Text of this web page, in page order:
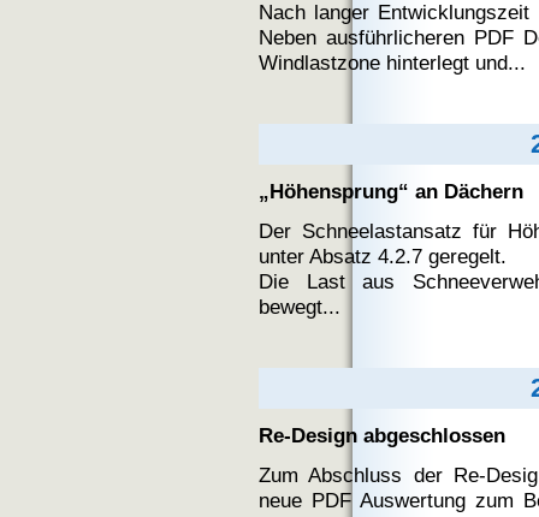
Nach langer
Neben ausführlicheren PDF
Windlastzone hinterlegt und...
„Höhensprung“ an Dächern
Der Schneelastansatz für
unter Absatz 4.2.7 geregelt.
Die Last aus
bewegt...
Re-Design abgeschlossen
Zum Abschluss der Re-
neue PDF Auswertung zum